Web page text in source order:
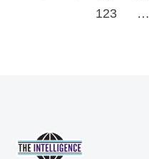
123
…